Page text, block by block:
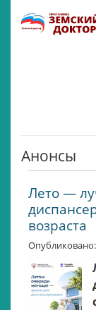
Анонсы
Лето —
возраста
Опубликовано: